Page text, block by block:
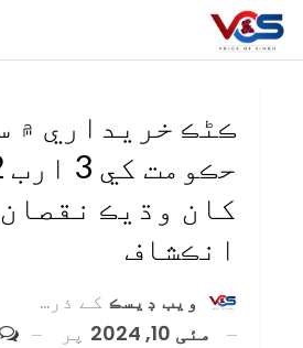
ڪڻڪ خريداري ۾
کان وڌيڪ
انڪشاف
ويب ڊيسڪ کے ذریعہ
مئی 10, 2024
پر